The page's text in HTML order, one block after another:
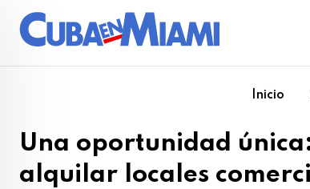
Inicio
Una oportunidad
alquilar locales